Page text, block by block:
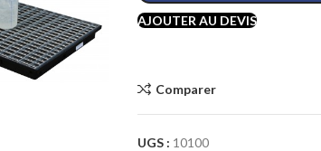
AJOUTER AU DEVIS
Comparer
UGS : 10100